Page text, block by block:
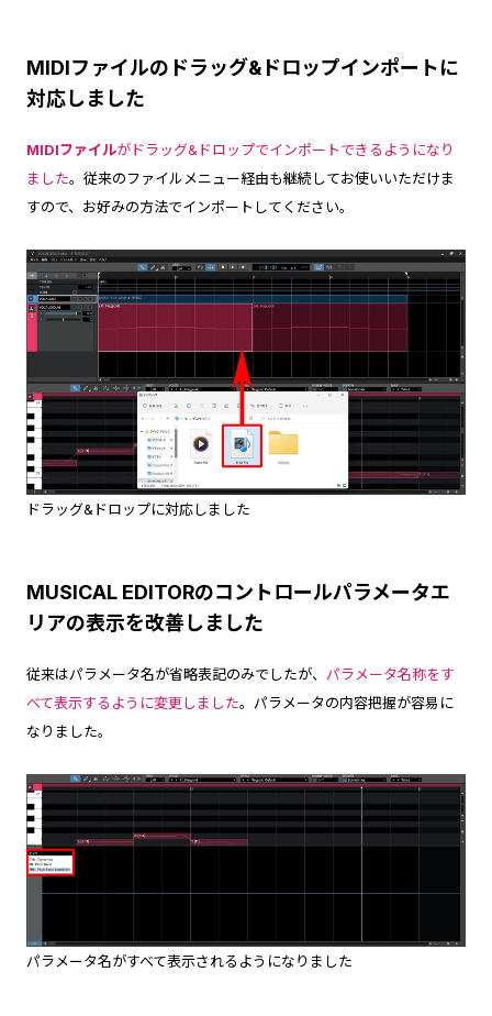
MIDIファイルのドラッグ&ドロップインポートに
対応しました
MIDIファイルがドラッグ&ドロップでインポートできるようになり
ました。従来のファイルメニュー経由も継続してお使いいただけま
すので、お好みの方法でインポートしてください。
ドラッグ&ドロップに対応しました
MUSICAL EDITORのコントロールパラメータエ
リアの表示を改善しました
従来はパラメータ名が省略表記のみでしたが、 パラメータ名称をす
べて表示するように変更しました。パラメータの内容把握が容易に
なりました。
パラメータ名がすべて表示されるようになりました